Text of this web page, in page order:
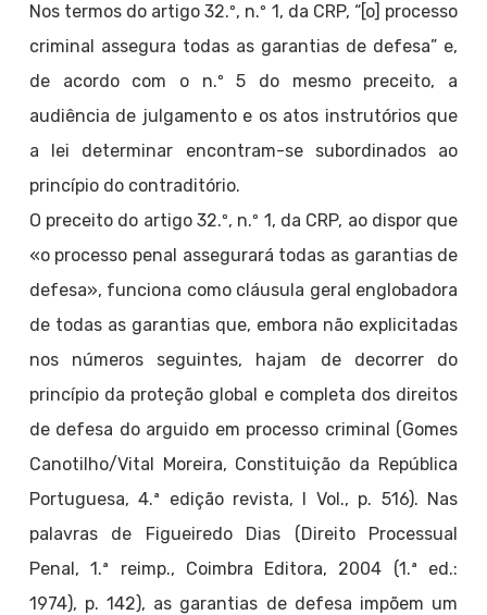
Nos termos do artigo 32.º, n.º 1, da CRP, “[o] processo
criminal assegura todas as garantias de defesa” e,
de acordo com o n.º 5 do mesmo preceito, a
audiência de julgamento e os atos instrutórios que
a lei determinar encontram-se subordinados ao
princípio do contraditório.
O preceito do artigo 32.º, n.º 1, da CRP, ao dispor que
«o processo penal assegurará todas as garantias de
defesa», funciona como cláusula geral englobadora
de todas as garantias que, embora não explicitadas
nos números seguintes, hajam de decorrer do
princípio da proteção global e completa dos direitos
de defesa do arguido em processo criminal (Gomes
Canotilho/Vital Moreira, Constituição da República
Portuguesa, 4.ª edição revista, I Vol., p. 516). Nas
palavras de Figueiredo Dias (Direito Processual
Penal, 1.ª reimp., Coimbra Editora, 2004 (1.ª ed.:
1974), p. 142), as garantias de defesa impõem um